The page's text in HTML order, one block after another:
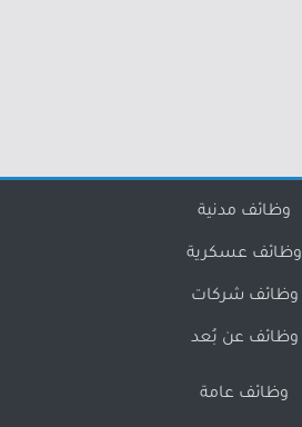
وظائف مدنية
وظائف عسكرية
وظائف شركات
وظائف عن بُعد
وظائف عامة